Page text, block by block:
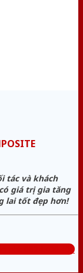
tác và khách
giá trị gia tăng
lai tốt đẹp hơn!
phí: 0824.400.400